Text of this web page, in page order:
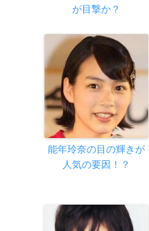
が目撃か？
能年玲奈の目の輝きが
人気の要因！？